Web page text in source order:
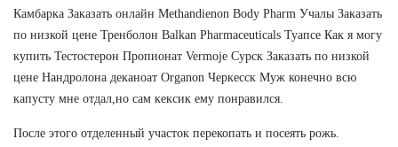
Камбарка Заказать онлайн Methandienon Body Pharm Учалы Заказать
по низкой цене Тренболон Balkan Pharmaceuticals Туапсе Как я могу
купить Тестостерон Пропионат Vermoje Сурск Заказать по низкой
цене Нандролона деканоат Organon Черкесск Муж конечно всю
капусту мне отдал,но сам кексик ему понравился.
После этого отделенный участок перекопать и посеять рожь.